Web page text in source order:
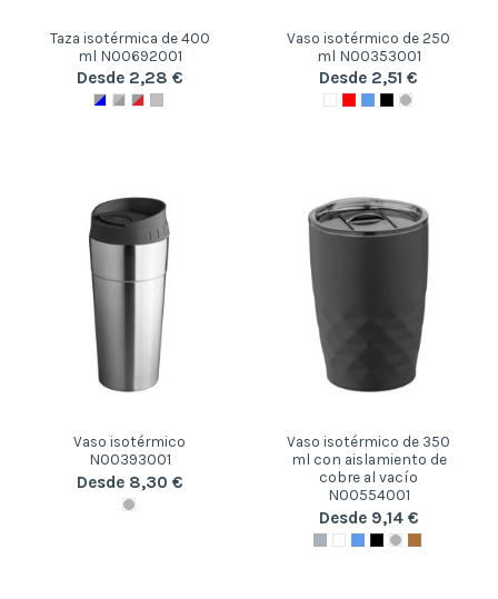
Taza isotérmica de 400
ml N00692001
Desde 2,28 €
Vaso isotérmico de 250
ml N00353001
Desde 2,51 €
Vaso isotérmico
N00393001
Desde 8,30 €
Vaso isotérmico de 350
ml con aislamiento de
cobre al vacío
N00554001
Desde 9,14 €